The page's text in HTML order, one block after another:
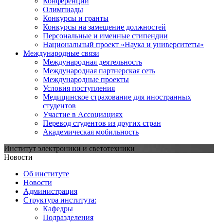
Олимпиады
Конкурсы и гранты
Конкурсы на замещение должностей
Персональные и именные стипендии
Национальный проект «Наука и университеты»
Международные связи
Международная деятельность
Международная партнерская сеть
Международные проекты
Условия поступления
Медицинское страхование для иностранных
студентов
Участие в Ассоциациях
Перевод студентов из других стран
Академическая мобильность
Институт электроники и светотехники
Новости
Об институте
Новости
Администрация
Структура института:
Кафедры
Подразделения